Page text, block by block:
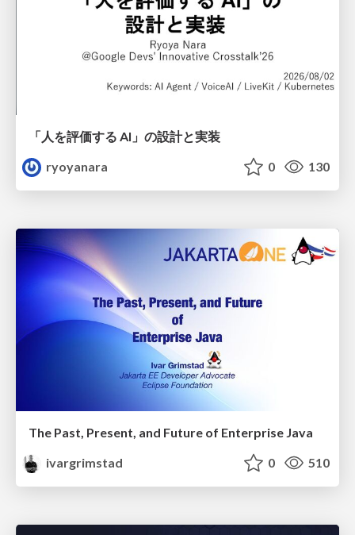
「人を評価する AI」の 設計と実装
ryoyanara
0 130
The Past, Present, and Future of Enterprise Java
ivargrimstad
0 510